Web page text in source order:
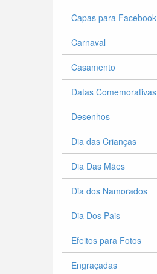
Capas para Facebook
Carnaval
Casamento
Datas Comemorativas
Desenhos
Dia das Crianças
Dia Das Mães
Dia dos Namorados
Dia Dos Pais
Efeitos para Fotos
Engraçadas